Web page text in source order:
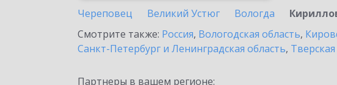
Череповец
Великий Устюг Вологда
Смотрите также: Россия, Вологодская область,
Санкт-Петербург и Ленинградская область,
Партнеры в вашем регионе: